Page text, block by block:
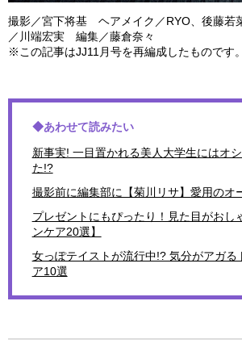
撮影／宮下将基 ヘアメイク／RYO、後藤
／川端宏実 編集／藤倉奈々
※この記事はJJ11月号を再編成したものです。
◆あわせて読みたい
新事実! 一目置かれる美人大学生にはオ
た!?
撮影前に編集部に【菊川リサ】愛用のオ
プレゼントにもぴったり！見た目がおし
ンケア20選】
女っぽテイストが流行中!? 気分がアガる
ア10選